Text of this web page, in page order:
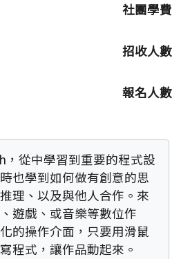
社團學費
招收人數
報名人數
，從中學習到重要的程式設
也學到如何做有創意的思
理、以及與他人合作。來
遊戲、或音樂等數位作
的操作介面，只要用滑鼠
程式，讓作品動起來。